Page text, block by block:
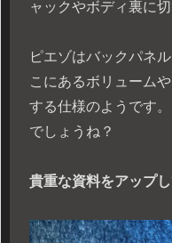
ャックやボディ裏に
ピエゾはバックパネ
こにあるボリューム
する仕様のようです
でしょうね？
貴重な資料をアップ